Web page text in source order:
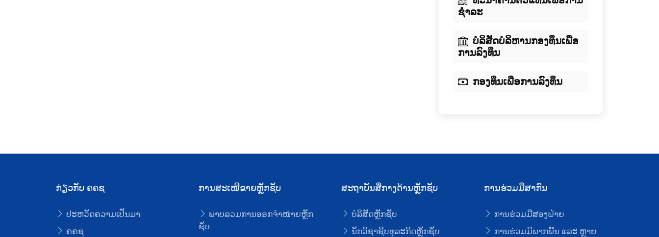
ຊໍາລະ
ບໍລິສັດບໍລິຫານກອງທຶນເພື່ອ
ການລົງທຶນ
ກອງທຶນເພື່ອການລົງທຶນ
ກ່ຽວກັບ ຄຄຊ
ປະຫວັດຄວາມເປັນມາ
ຄຄຊ
ການສະເໜີຂາຍຫຼັກຊັບ
ພາບລວມການອອກຈໍາໜ່າຍຫຼັກ
ຊັບ
ສະຖາບັນສື່ກາງດ້ານຫຼັກຊັບ
ບໍລິສັດຫຼັກຊັບ
ນັກວິຊາຊີບທຸລະກິດຫຼັກຊັບ
ການຮ່ວມມືສາກົນ
ການຮ່ວມມືສອງຝ່າຍ
ການຮ່ວມມືພາກພື້ນ ແລະ ຫຼາຍ